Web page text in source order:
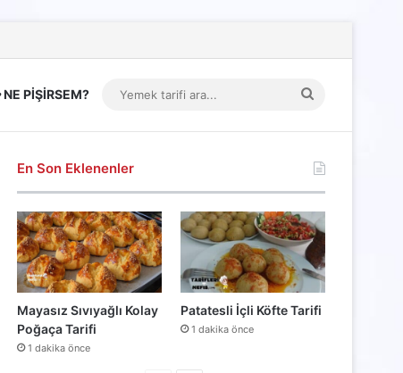
NE PİŞİRSEM?
ara...
En Son Eklenenler
Mayasız Sıvıyağlı Kolay
Poğaça Tarifi
1 dakika önce
Patatesli İçli Köfte Tarifi
1 dakika önce